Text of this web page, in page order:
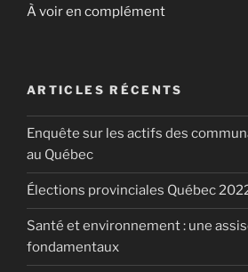
À voir en complément
ARTICLES RÉCENTS
Enquête sur les actifs des
au Québec
Élections provinciales Québec
Santé et environnement : une
fondamentaux